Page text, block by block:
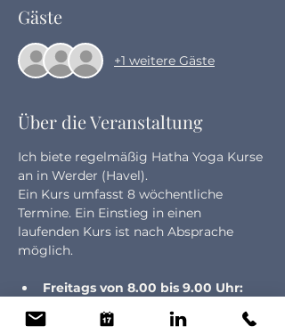
Gäste
+1 weitere Gäste
Über die Veranstaltung
Ich biete regelmäßig Hatha Yoga Kurse
an in Werder (Havel).
Ein Kurs umfasst 8 wöchentliche
Termine. Ein Einstieg in einen
laufenden Kurs ist nach Absprache
möglich.
Freitags von 8.00 bis 9.00 Uhr:
energiegeladen und entspannt in